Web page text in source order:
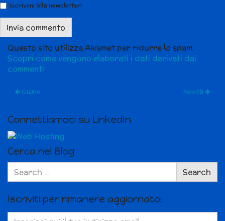
Iscrivimi alla newsletter!
Questo sito utilizza Akismet per ridurre lo spam.
Scopri come vengono elaborati i dati derivati dai
commenti.
Novità
Gizmo
Connettiamoci su LinkedIn
Cerca nel Blog
Search
for:
Search
Iscriviti per rimanere aggiornato: